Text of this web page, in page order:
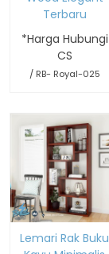
Terbaru
*Harga Hubungi
CS
/ RB- Royal-025
Lemari Rak Buku